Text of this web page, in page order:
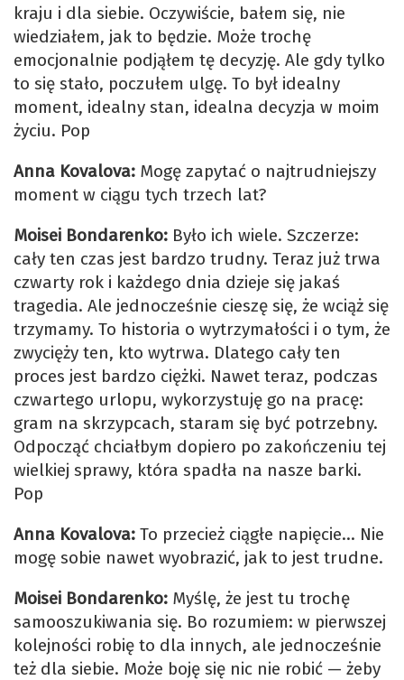
kraju i dla siebie. Oczywiście, bałem się, nie
wiedziałem, jak to będzie. Może trochę
emocjonalnie podjąłem tę decyzję. Ale gdy tylko
to się stało, poczułem ulgę. To był idealny
moment, idealny stan, idealna decyzja w moim
życiu. Pop
Anna Kovalova: Mogę zapytać o najtrudniejszy
moment w ciągu tych trzech lat?
Moisei Bondarenko: Było ich wiele. Szczerze:
cały ten czas jest bardzo trudny. Teraz już trwa
czwarty rok i każdego dnia dzieje się jakaś
tragedia. Ale jednocześnie cieszę się, że wciąż się
trzymamy. To historia o wytrzymałości i o tym, że
zwycięży ten, kto wytrwa. Dlatego cały ten
proces jest bardzo ciężki. Nawet teraz, podczas
czwartego urlopu, wykorzystuję go na pracę:
gram na skrzypcach, staram się być potrzebny.
Odpocząć chciałbym dopiero po zakończeniu tej
wielkiej sprawy, która spadła na nasze barki.
Pop
Anna Kovalova: To przecież ciągłe napięcie… Nie
mogę sobie nawet wyobrazić, jak to jest trudne.
Moisei Bondarenko: Myślę, że jest tu trochę
samooszukiwania się. Bo rozumiem: w pierwszej
kolejności robię to dla innych, ale jednocześnie
też dla siebie. Może boję się nic nie robić — żeby